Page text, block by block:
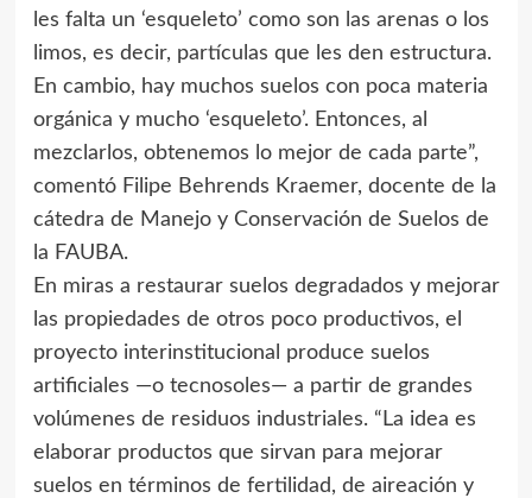
les falta un ‘esqueleto’ como son las arenas o los
limos, es decir, partículas que les den estructura.
En cambio, hay muchos suelos con poca materia
orgánica y mucho ‘esqueleto’. Entonces, al
mezclarlos, obtenemos lo mejor de cada parte”,
comentó Filipe Behrends Kraemer, docente de la
cátedra de Manejo y Conservación de Suelos de
la FAUBA.
En miras a restaurar suelos degradados y mejorar
las propiedades de otros poco productivos, el
proyecto interinstitucional produce suelos
artificiales —o tecnosoles— a partir de grandes
volúmenes de residuos industriales. “La idea es
elaborar productos que sirvan para mejorar
suelos en términos de fertilidad, de aireación y